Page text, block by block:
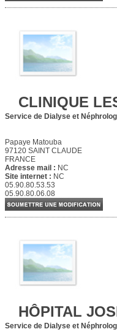
CLINIQUE
Service de Dialyse et
Papaye Matouba
97120 SAINT CLAUDE
FRANCE
Adresse mail : NC
Site internet : NC
05.90.80.53.53
05.90.80.06.08
HÔPITAL
Service de Dialyse et